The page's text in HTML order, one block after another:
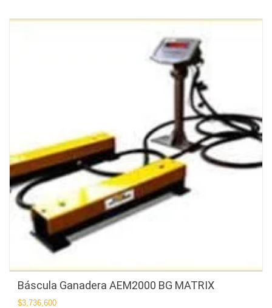
Báscula Ganadera AEM2000 BG MATRIX
$3,736,600